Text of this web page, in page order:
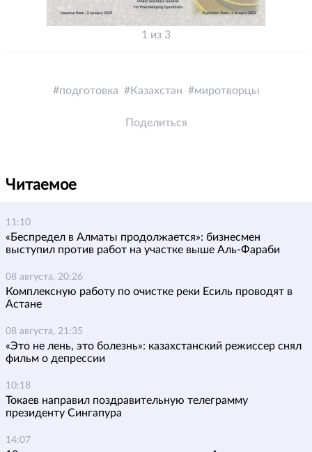
1 из 3
подготовка Казахстан миротворцы
Поделиться
Читаемое
11:10
«Беспредел в Алматы продолжается»: бизнесмен
выступил против работ на участке выше Аль-Фараби
08 августа, 20:26
Комплексную работу по очистке реки Есиль проводят в
Астане
08 августа, 21:35
«Это не лень, это болезнь»: казахстанский режиссер снял
фильм о депрессии
10:18
Токаев направил поздравительную телеграмму
президенту Сингапура
14:07